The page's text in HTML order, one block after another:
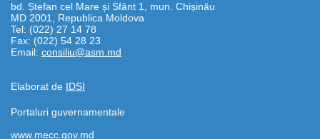
bd. Ștefan cel Mare și Sfânt 1, mun. Chișinău
MD 2001, Republica Moldova
Tel: (022) 27 14 78
Fax: (022) 54 28 23
Email: consiliu@asm.md
Elaborat de IDSI
Portaluri guvernamentale
www.mecc.gov.md